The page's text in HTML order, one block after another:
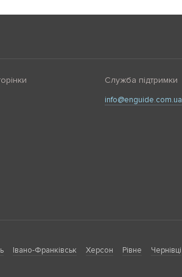
Служба підтримки
info@enguide.com.ua
Івано-Франківськ Херсон Рівне Чернівці